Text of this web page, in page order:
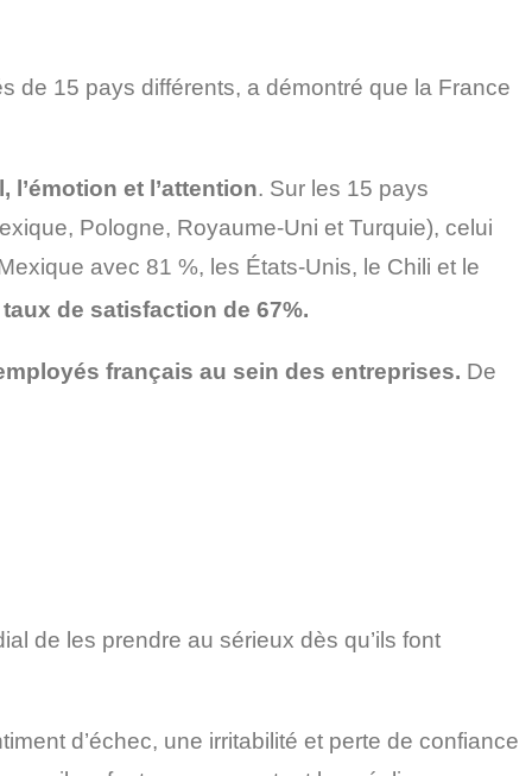
de 15 pays différents, a démontré que la France
l’émotion et l’attention. Sur les 15 pays
Pologne, Royaume-Uni et Turquie), celui
avec 81 %, les États-Unis, le Chili et le
de satisfaction de 67%.
français au sein des entreprises. De
de les prendre au sérieux dès qu’ils font
d’échec, une irritabilité et perte de confiance